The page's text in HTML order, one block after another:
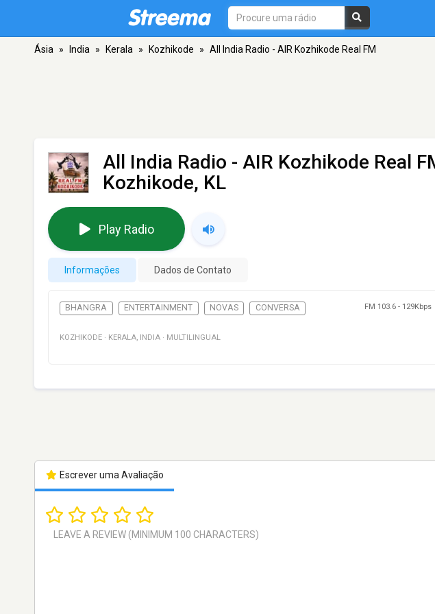
Ásia » India » Kerala » Kozhikode » All India Radio - AIR Kozhikode Real FM
All India Radio - AIR Kozhikode Real
Kozhikode, KL
Play Radio
Informações Dados de Contato
BHANGRA ENTERTAINMENT NOVAS CONVERSA FM 103.6 - 129Kbps
KOZHIKODE · KERALA, INDIA · MULTILINGUAL
Escrever uma Avaliação